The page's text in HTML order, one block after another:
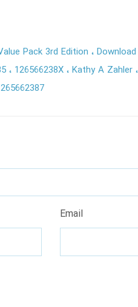
Pack 3rd Edition
126566238X Kathy A Zahler
Email